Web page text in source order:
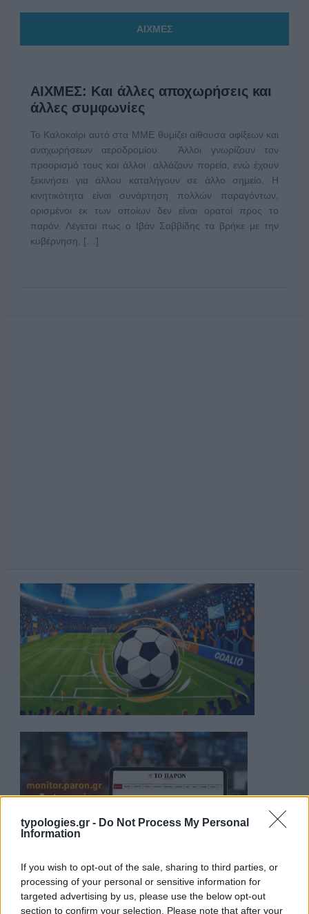
typologies.gr - Do Not Process My Personal
Information
If you wish to opt-out of the sale, sharing to third parties, or
processing of your personal or sensitive information for
targeted advertising by us, please use the below opt-out
section to confirm your selection. Please note that after your
ΑΙΧΜΕΣ
ΑΙΧΜΕΣ: Και άλλες αποχωρήσεις και
άλλες συμφωνίες
Το Καλοκαίρι αυτό στα ΜΜΕ θυμίζει αίθουσα αφίξεων και
αναχωρήσεων αεροδρομίου. Άλλοι γνωρίζουν τον
προορισμό τους και άλλοι αλλάζουν πορεία, ενώ έχουν
ξεκινήσει για άλλου καταλήγουν σε άλλο σημείο. Η
κινητικότητα είναι συνάρτηση πολλών παραγόντων,
ορισμένοι εκ των οποίων δεν είναι ορατοί προς το
παρόν. Λέγεται πως ο Ιβάν Σαββίδης τα βρήκε με την
κυβέρνηση, […]